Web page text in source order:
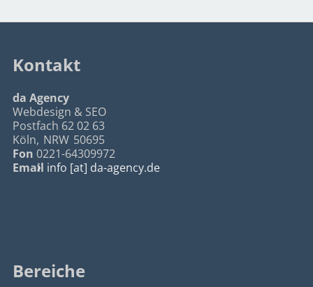
Kontakt
da Agency
Webdesign & SEO
Postfach 62 02 63
Köln, NRW 50695
Fon 0221-64309972
Email info [at] da-agency.de
Bereiche